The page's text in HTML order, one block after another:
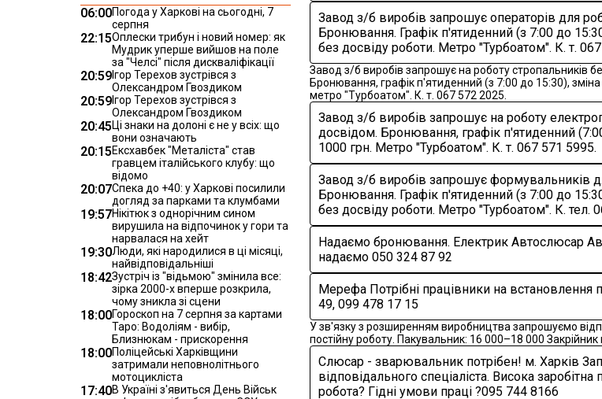
06:00Погода у Харкові на сьогодні, 7
серпня
22:15Оплески трибун і новий номер: як
Мудрик уперше вийшов на поле
за "Челсі" після дискваліфікації
20:59Ігор Терехов зустрівся з
Олександром Гвоздиком
20:59Ігор Терехов зустрівся з
Олександром Гвоздиком
20:45Ці знаки на долоні є не у всіх: що
вони означають
20:15Ексхавбек "Металіста" став
гравцем італійського клубу: що
відомо
20:07Спека до +40: у Харкові посилили
догляд за парками та клумбами
19:57Нікітюк з однорічним сином
вирушила на відпочинок у гори та
нарвалася на хейт
19:30Люди, які народилися в ці місяці,
найвідповідальніші
18:42Зустріч із "відьмою" змінила все:
зірка 2000-х вперше розкрила,
чому зникла зі сцени
18:00Гороскоп на 7 серпня за картами
Таро: Водоліям - вибір,
Близнюкам - прискорення
18:00Поліцейські Харківщини
затримали неповнолітнього
мотоцикліста
17:40В Україні з'явиться День Військ
Завод з/б виробів запрошує операторів для
Бронювання. Графік п'ятиденний (з 7:00 до
без досвіду роботи. Метро "Турбоатом". К. т.
Завод з/б виробів запрошує на роботу стропальників
Бронювання, графік п'ятиденний (з 7:00 до 15:30),
метро "Турбоатом". К. т. 067 572 2025.
Завод з/б виробів запрошує на роботу
досвідом. Бронювання, графік п'ятиденний
1000 грн. Метро "Турбоатом". К. т. 067 571 5995.
Завод з/б виробів запрошує формувальників
Бронювання. Графік п'ятиденний (з 7:00 до
без досвіду роботи. Метро "Турбоатом". К. тел.
Надаємо бронювання. Електрик Автослюсар
надаємо 050 324 87 92
Мерефа Потрібні працівники на встановлення
49, 099 478 17 15
У зв'язку з розширенням виробництва запрошуємо
постійну роботу. Пакувальник: 16 000–18 000
Слюсар - зварювальник потрібен! м. Харків
відповідального спеціаліста. Висока заробітна
робота? Гідні умови праці ?095 744 8166